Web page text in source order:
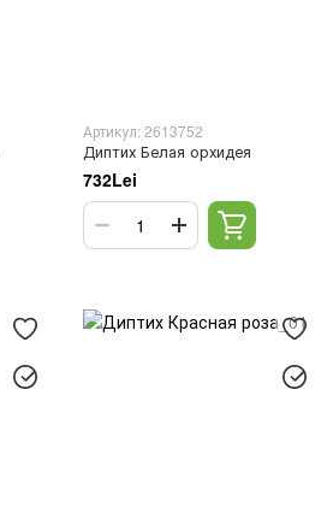
Артикул: 2613752
Диптих Белая орхидея
732Lei